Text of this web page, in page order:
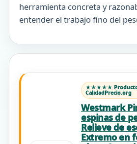
herramienta concreta y
entender el trabajo fino del
★★★★★ Producto
CalidadPrecio.org
Westmark
espinas de
Relieve de
Extremo en